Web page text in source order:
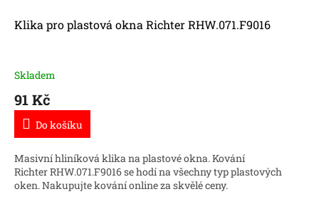
Klika pro plastová okna Richter RHW.071.F9016
Skladem
91 Kč
Do košíku
Masivní hliníková klika na plastové okna. Kování
Richter RHW.071.F9016 se hodí na všechny typ plastových
oken. Nakupujte kování online za skvělé ceny.